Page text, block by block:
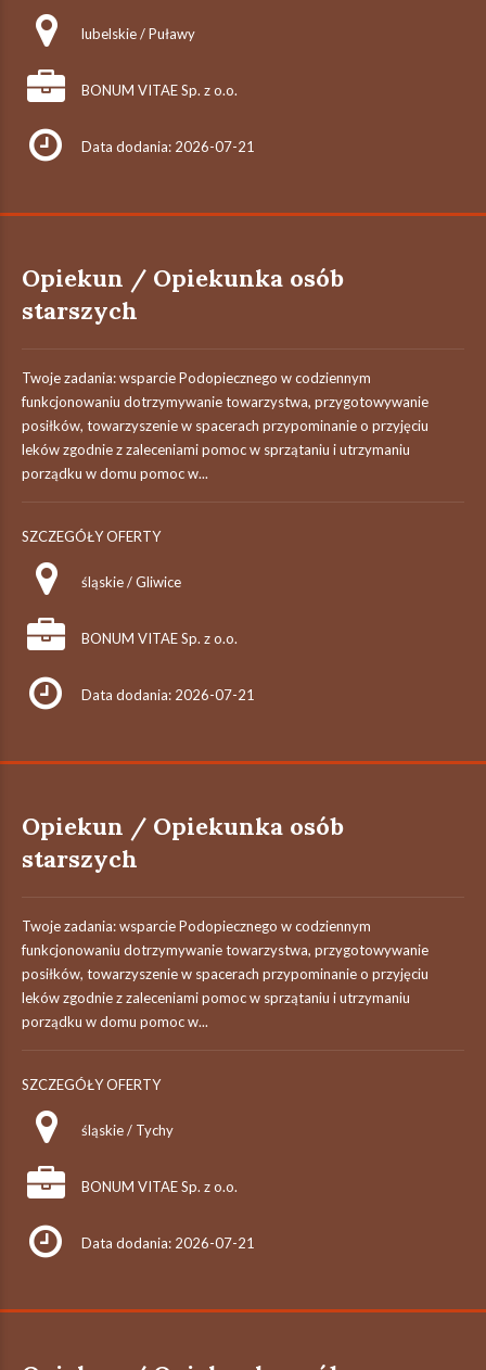
lubelskie / Puławy
BONUM VITAE Sp. z o.o.
Data dodania: 2026-07-21
Opiekun / Opiekunka osób
starszych
Twoje zadania: wsparcie Podopiecznego w codziennym
funkcjonowaniu dotrzymywanie towarzystwa, przygotowywanie
posiłków, towarzyszenie w spacerach przypominanie o przyjęciu
leków zgodnie z zaleceniami pomoc w sprzątaniu i utrzymaniu
porządku w domu pomoc w...
SZCZEGÓŁY OFERTY
śląskie / Gliwice
BONUM VITAE Sp. z o.o.
Data dodania: 2026-07-21
Opiekun / Opiekunka osób
starszych
Twoje zadania: wsparcie Podopiecznego w codziennym
funkcjonowaniu dotrzymywanie towarzystwa, przygotowywanie
posiłków, towarzyszenie w spacerach przypominanie o przyjęciu
leków zgodnie z zaleceniami pomoc w sprzątaniu i utrzymaniu
porządku w domu pomoc w...
SZCZEGÓŁY OFERTY
śląskie / Tychy
BONUM VITAE Sp. z o.o.
Data dodania: 2026-07-21